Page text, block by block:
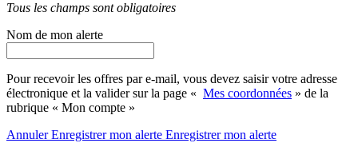
Tous les champs sont obligatoires
Nom de mon alerte
Pour recevoir les offres par e-mail, vous devez saisir votre adresse
électronique et la valider sur la page « Mes coordonnées » de la
rubrique « Mon compte »
AnnulerEnregistrer mon alerte Enregistrermon alerte